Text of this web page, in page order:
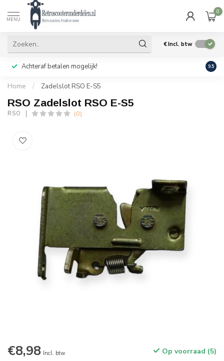
MENU
0
€Incl. btw
Achteraf betalen mogelijk! Geen
9.5
Home / Zadelslot RSO E-S5
RSO Zadelslot RSO E-S5
RSO (0)
€8,98 Incl. btw Op voorraad (5)